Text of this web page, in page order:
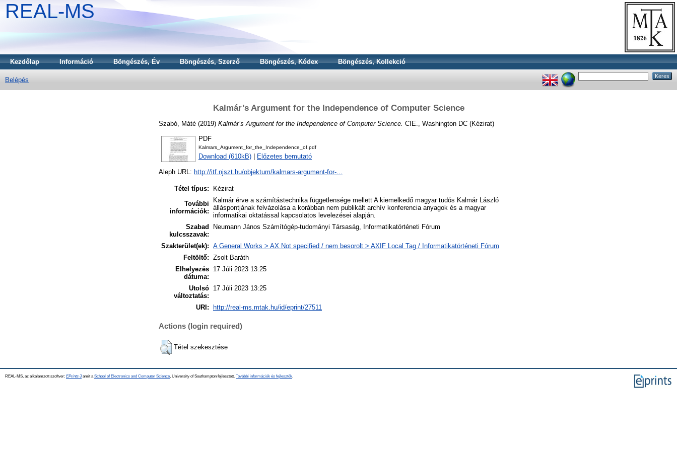
REAL-MS
Kezdőlap Információ Böngészés, Év Böngészés, Szerző Böngészés, Kódex Böngészés, Kollekció
Belépés
Kalmár’s Argument for the Independence of Computer Science
Szabó, Máté (2019) Kalmár’s Argument for the Independence of Computer Science. CIE., Washington DC (Kézirat)
PDF
Kalmars_Argument_for_the_Independence_of.pdf
Download (610kB) Előzetes bemutató
Aleph URL: http://itf.njszt.hu/objektum/kalmars-argument-for-...
Tétel típus:
Kézirat
További
információk:
Kalmár érve a számítástechnika függetlensége mellett A kiemelkedő magyar tudós Kalmár László
álláspontjának felvázolása a korábban nem publikált archív konferencia anyagok és a magyar
informatikai oktatással kapcsolatos levelezései alapján.
Szabad
kulcsszavak:
Neumann János Számítógép-tudományi Társaság, Informatikatörténeti Fórum
Szakterület(ek): A General Works > AX Not specified / nem besorolt > AXIF Local Tag / Informatikatörténeti Fórum
Feltöltő: Zsolt Baráth
Elhelyezés
dátuma:
17 Júli 2023 13:25
Utolsó
változtatás:
17 Júli 2023 13:25
URI: http://real-ms.mtak.hu/id/eprint/27511
Actions (login required)
Tétel szekesztése
REAL-MS, az alkalamzott szoftver: EPrints 3amit a School of Electronics and Computer Science , University of Southampton fejlesztett. További információk és fejlesztők